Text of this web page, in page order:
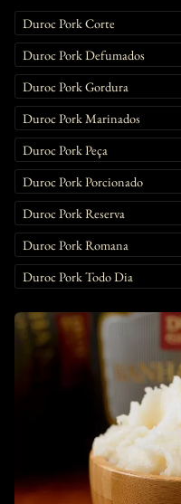
Duroc Pork Corte
Duroc Pork Defumados
Duroc Pork Gordura
Duroc Pork Marinados
Duroc Pork Peça
Duroc Pork Porcionado
Duroc Pork Reserva
Duroc Pork Romana
Duroc Pork Todo Dia